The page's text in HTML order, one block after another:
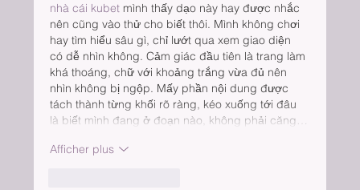
nhà cái kubet mình thấy dạo này hay được nhắc
nên cũng vào thử cho biết thôi. Mình không chơi
hay tìm hiểu sâu gì, chỉ lướt qua xem giao diện
có dễ nhìn không. Cảm giác đầu tiên là trang làm
khá thoáng, chữ với khoảng trắng vừa đủ nên
nhìn không bị ngộp. Mấy phần nội dung được
tách thành từng khối rõ ràng, kéo xuống tới đâu
là biết mình đang ở đoạn nào, không phải căng…
Afficher plus